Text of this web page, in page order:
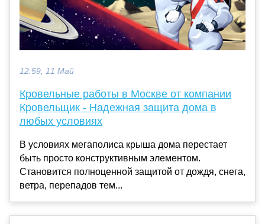
12:59, 11 Май
Кровельные работы в Москве от компании
Кровельщик - Надежная защита дома в
любых условиях
В условиях мегаполиса крыша дома перестает
быть просто конструктивным элементом.
Становится полноценной защитой от дождя, снега,
ветра, перепадов тем...